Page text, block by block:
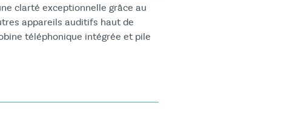
clarté exceptionnelle grâce au
appareils auditifs haut de
téléphonique intégrée et pile